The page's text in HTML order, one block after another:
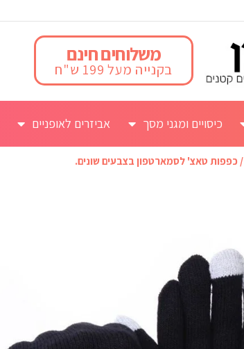
משלוחים חינם
בקנייה מעל 199 ש"ח
כיסויים ומגני מסך אביזרים לאופניים
/ כפפות טאצ' לסמארטפון בצבעים שונים.